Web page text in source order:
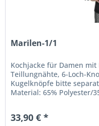
Marilen-1/1
Kochjacke für Damen
Teillungnähte, 6-Loch-
Kugelknöpfe bitte
Material: 65% Polyester/
33,90 € *